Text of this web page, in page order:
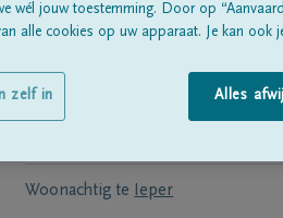
Geboren te 22/04/
Woonachtig te Ieper
wél jouw toestemming. Door op
alle cookies op uw apparaat. Je kan ook
Alles
zelf in